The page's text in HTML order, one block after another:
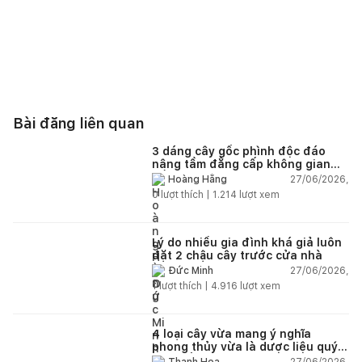
Bài đăng liên quan
3 dáng cây gốc phình độc đáo
nâng tầm đẳng cấp không gian
sốngHoàng Hằng
27/06/2026,
0lượt thích | 1.214 lượt xem
Lý do nhiều gia đình khá giả luôn
đặt 2 chậu cây trước cửa nhà
Đức Minh
27/06/2026,
1lượt thích | 4.916 lượt xem
4 loại cây vừa mang ý nghĩa
phong thủy vừa là dược liệu quý